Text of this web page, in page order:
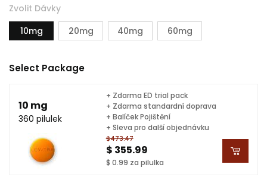
Zvolit Dávky
10mg
20mg 40mg 60mg
Select Package
10 mg
360 pilulek
$473.47
$ 355.99
$ 0.99 za pilulka
+ Zdarma ED trial pack
+ Zdarma standardní doprava
+ Balíček Pojištění
+ Sleva pro další objednávku